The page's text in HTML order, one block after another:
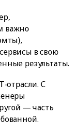
важно
в свою
результаты.
отрасли. С
— часть